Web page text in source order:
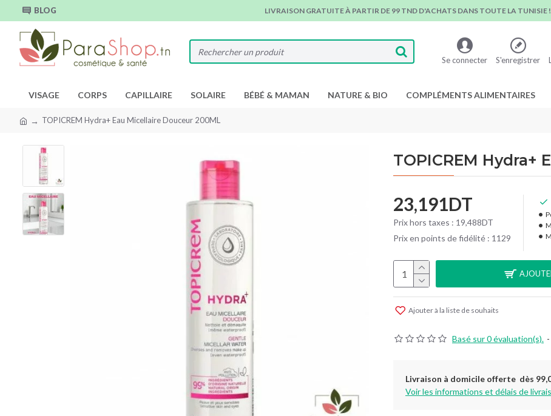
BLOG LIVRAISON GRATUITE À PARTIR DE 99 TND D'ACHATS DANS TOUTE LA TUNISIE !
Se connecter S'enregistrer
VISAGE CORPS CAPILLAIRE SOLAIRE BÉBÉ & MAMAN NATURE & BIO COMPLÉMENTS ALIMENTAIRES
TOPICREM Hydra+ Eau Micellaire Douceur 200ML
TOPICREM Hydra+
Basé sur 0 évaluation(s). -
23,191DT
Prix hors taxes : 19,488DT
Prix en points de fidélité : 1129
Ajouter à la liste de souhaits
Livraison à domicile offerte dès
Voir les informations et délais de